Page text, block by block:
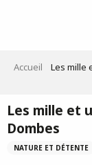
Accueil Les mille
Les mille et
Dombes
NATURE ET DÉTENTE